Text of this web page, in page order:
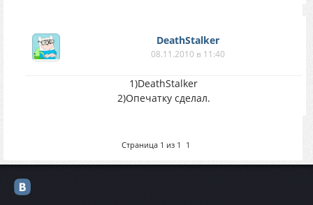
DeathStalker
08.11.2010 в 11:40
1)DeathStalker
2)Опечатку сделал.
Страница 1 из 1 1